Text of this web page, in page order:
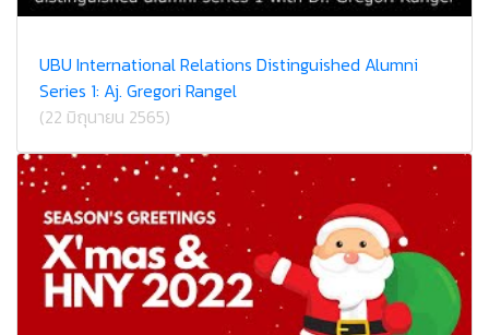
UBU International Relations Distinguished Alumni
Series 1: Aj. Gregori Rangel
(22 มิถุนายน 2565)